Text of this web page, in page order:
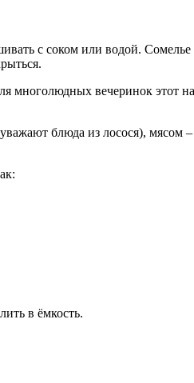
с соком или водой. Сомелье
многолюдных вечеринок этот
блюда из лосося), мясом
в ёмкость.